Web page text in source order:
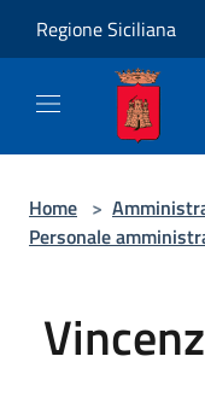
Regione Siciliana
Home >
Personale